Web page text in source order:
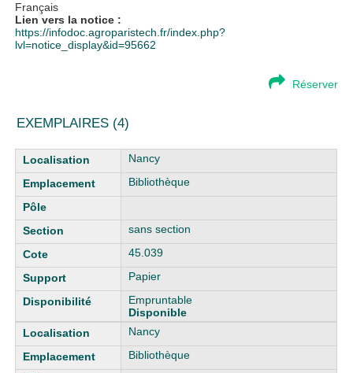
Français
Lien vers la notice :
https://infodoc.agroparistech.fr/index.php?
lvl=notice_display&id=95662
Réserver
EXEMPLAIRES (4)
Liste des exemplaires
Nancy
Bibliothèque
sans section
45.039
Papier
Empruntable
Disponible
Nancy
Bibliothèque